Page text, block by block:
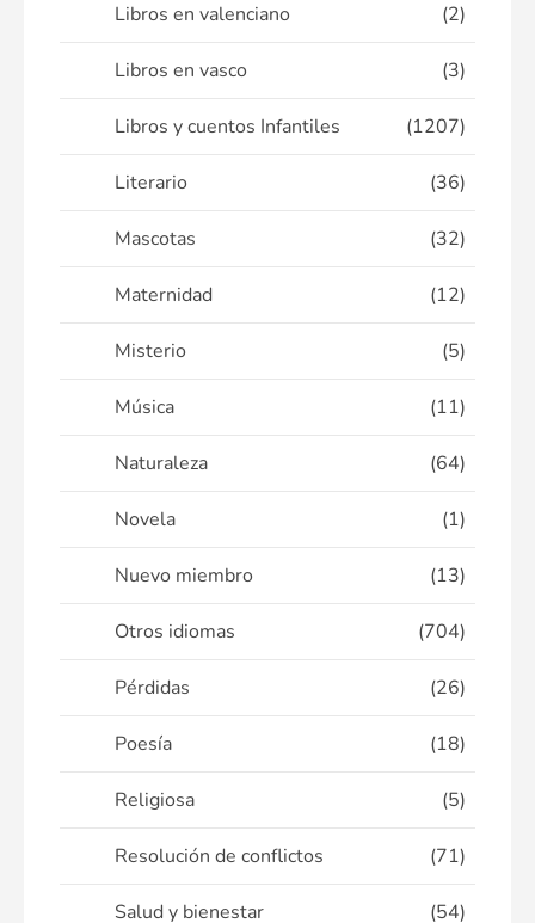
Libros en valenciano (2)
Libros en vasco (3)
Libros y cuentos Infantiles (1207)
Literario (36)
Mascotas (32)
Maternidad (12)
Misterio (5)
Música (11)
Naturaleza (64)
Novela (1)
Nuevo miembro (13)
Otros idiomas (704)
Pérdidas (26)
Poesía (18)
Religiosa (5)
Resolución de conflictos (71)
Salud y bienestar (54)